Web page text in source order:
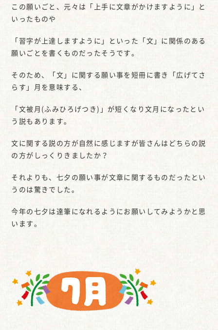
この願いごと、元々は「上手に文章がかけますように」と
いったものや
「習字が上達しますように」といった「文」に関係のある
願いごとを書くものだったそうです。
そのため、「文」に関する願い事を短冊に書き「広げてさ
らす」月を意味する、
「文被月(ふみひろげつき)」が短くなり文月になったとい
う説もあります。
文に関する説の方が自然に感じますが皆さんはどちらの説
の方がしっくりきましたか？
それよりも、七夕の願い事が文章に関するものだったとい
うのは驚きでした。
今年の七夕は達筆になれるようにお願いしてみようかと思
います。